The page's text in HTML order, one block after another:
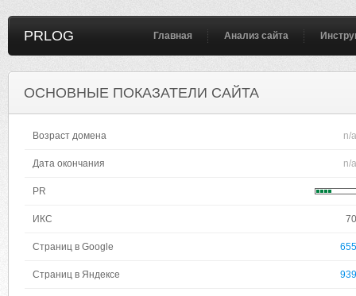
PRLOG Главная Анализ сайта
ОСНОВНЫЕ ПОКАЗАТЕЛИ САЙТА
Возраст домена n/a
Дата окончания n/a
PR
ИКС 70
Страниц в Google 655
Страниц в Яндексе 939